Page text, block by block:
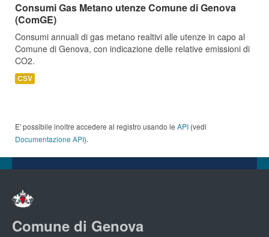
Consumi Gas Metano utenze Comune di Genova
(ComGE)
Consumi annuali di gas metano realtivi alle utenze in capo al
Comune di Genova, con indicazione delle relative emissioni di
CO2.
CSV
E' possibile inoltre accedere al registro usando le API (vedi
Documentazione API).
Comune di Genova